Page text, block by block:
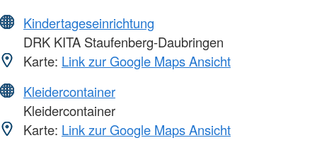
Kindertageseinrichtung
DRK KITA Staufenberg-Daubringen
Karte: Link zur Google Maps Ansicht
Kleidercontainer
Kleidercontainer
Karte: Link zur Google Maps Ansicht